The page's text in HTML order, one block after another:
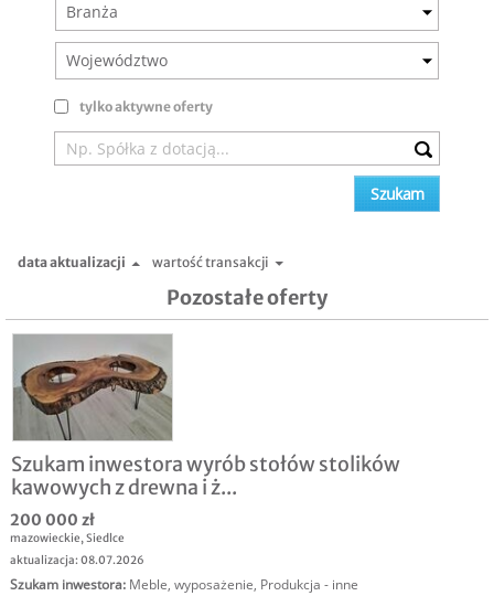
Branża
Województwo
tylko aktywne oferty
data aktualizacji wartość transakcji
Pozostałe oferty
Szukam inwestora wyrób stołów stolików
kawowych z drewna i ż...
200 000 zł
mazowieckie,Siedlce
aktualizacja: 08.07.2026
Szukam inwestora: Meble, wyposażenie, Produkcja - inne